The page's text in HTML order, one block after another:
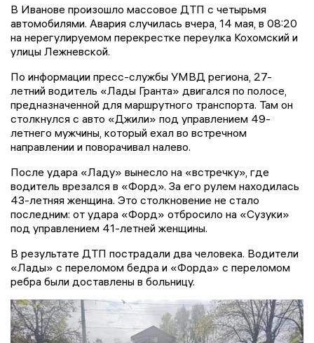
В Иванове произошло массовое ДТП с четырьмя
автомобилями. Авария случилась вчера, 14 мая, в 08:20
на нерегулируемом перекрестке переулка Кохомский и
улицы Лежневской.
По информации пресс-службы УМВД региона, 27-
летний водитель «Лады Гранта» двигался по полосе,
предназначенной для маршрутного транспорта. Там он
столкнулся с авто «Джили» под управлением 49-
летнего мужчины, который ехал во встречном
направлении и поворачивал налево.
После удара «Ладу» вынесло на «встречку», где
водитель врезался в «Форд». За его рулем находилась
43-летняя женщина. Это столкновение не стало
последним: от удара «Форд» отбросило на «Сузуки»
под управлением 41-летней женщины.
В результате ДТП пострадали два человека. Водители
«Лады» с переломом бедра и «Форда» с переломом
ребра были доставлены в больницу.